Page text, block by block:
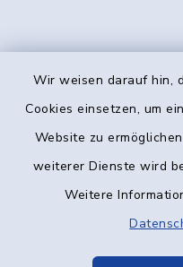
Wir weisen darauf hin,
Cookies einsetzen, um
Website zu
weiterer Dienste wird
Weitere